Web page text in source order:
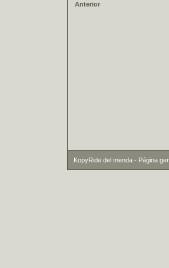
Anterior
KopyRide del menda - Página